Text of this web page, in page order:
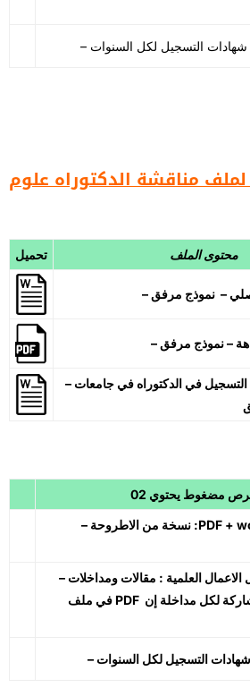
التسجيل لكل السنوات
لملف مناقشة الدكتوراه علوم
تحميل محتوى الملف
– نموذج مرفق
– تصريح شرفي بعدم التسجيل في الدكتوراه في جامعات
– نسخة من الاطروحة :PDF + word – نموذج مرفق
– كل الاعمال العلمية : مقالات ومداخلات (المداخلات تكون
في ملف PDF واحد مع شهادة المشاركة لكل مداخلة إن
التسجيل لكل السنوات